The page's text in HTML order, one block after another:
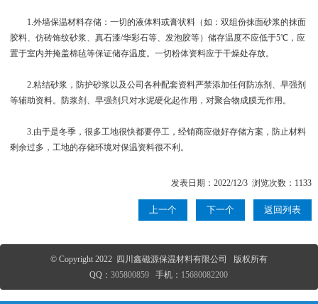
1.外墙保温材料存储：一切的液体料或膏状料（如：双组份抹面砂浆的抹面
胶料、仿砖饰纹砂浆、真石漆/华彩石等、发泡胶等）储存温度不应低于5℃，应
置于室内并掩盖棉毡等保证储存温度。一切粉体资料应于干燥处存放。
2.粘结砂浆，防护砂浆以及公司各种配套资料严禁添加任何防冻剂、早强剂
等辅助资料。防浆剂、早强剂只对水泥硬化起作用，对聚合物成膜无作用。
3.由于是冬季，很多工地很快都要停工，经销商应做好存储方案，防止材料
剩余过多，工地的存储环境对保温资料很不利。
发表日期：2022/12/3 浏览次数：1133
上一个 下一个 返回列表
© Copyright 2022 四川鑫磁源保温材料有限公司 版权所有
QQ：305800859 手机： 15680082200